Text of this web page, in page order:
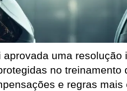
aprovada uma resolução
no treinamento
e regras